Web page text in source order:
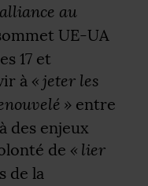
au
UE-UA
17 et
à «jeter les
» entre
des enjeux
de « lier
de la